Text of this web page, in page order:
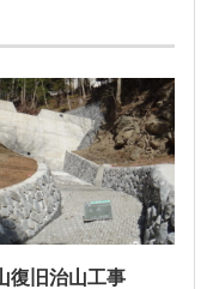
復旧治山工事